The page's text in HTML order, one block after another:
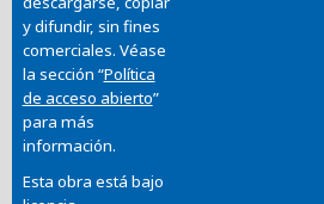
y difundir, sin fines
comerciales. Véase
la sección “Política
de acceso abierto”
para más
información.
Esta obra está bajo